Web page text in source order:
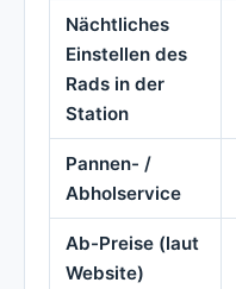
Nächtliches
Einstellen des
Rads in der
Station
Pannen- /
Abholservice
Ab-Preise (laut
Website)